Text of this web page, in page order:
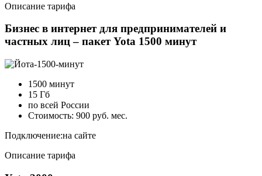
Описание тарифа
Бизнес в интернет для предпринимателей и
частных лиц – пакет Yota 1500 минут
1500 минут
15 Гб
по всей России
Стоимость: 900 руб. мес.
Подключение:на сайте
Описание тарифа